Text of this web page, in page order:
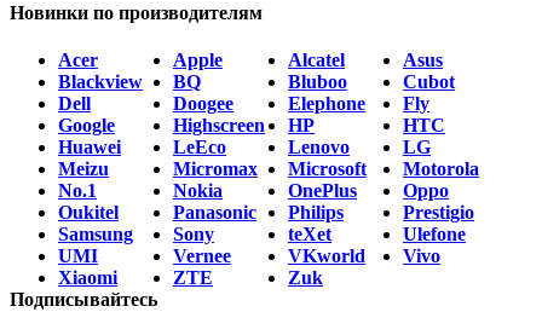
Новинки по производителям
Acer Apple Alcatel
Asus
Blackview
BQ Bluboo
Cubot
Dell
Doogee Elephone
Fly
Google
Highscreen HP
HTC
Huawei
LeEco Lenovo
LG
Meizu
Micromax Microsoft
Motorola
No.1
Nokia OnePlus
Oppo
Oukitel
Panasonic Philips
Prestigio
Samsung
Sony teXet
Ulefone
UMI
Vernee VKworld
Vivo
Xiaomi
ZTE
Zuk
Подписывайтесь